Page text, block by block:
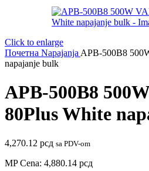
Click to enlarge
Почетна Napajanja APB-500B8
napajanje bulk
APB-500B8
80Plus White
4,270.12 рсд sa PDV-om
MP Cena: 4,880.14 рсд